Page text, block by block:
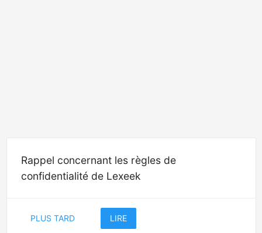
Rappel concernant les règles de
confidentialité de Lexeek
PLUS TARD LIRE